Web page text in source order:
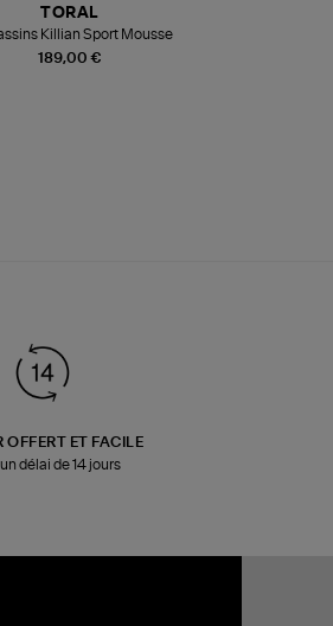
189,00 €
TORAL
Killian Sport Mousse
OFFERT ET FACILE
délai de 14 jours